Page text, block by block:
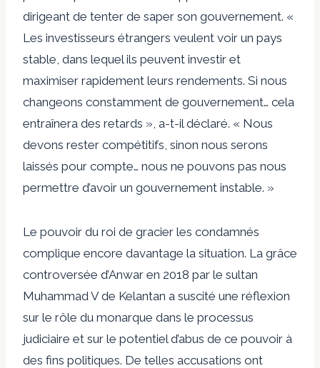
dirigeant de tenter de saper son gouvernement. «
Les investisseurs étrangers veulent voir un pays
stable, dans lequel ils peuvent investir et
maximiser rapidement leurs rendements. Si nous
changeons constamment de gouvernement… cela
entraînera des retards », a-t-il déclaré. « Nous
devons rester compétitifs, sinon nous serons
laissés pour compte… nous ne pouvons pas nous
permettre d’avoir un gouvernement instable. »
Le pouvoir du roi de gracier les condamnés
complique encore davantage la situation. La grâce
controversée d’Anwar en 2018 par le sultan
Muhammad V de Kelantan a suscité une réflexion
sur le rôle du monarque dans le processus
judiciaire et sur le potentiel d’abus de ce pouvoir à
des fins politiques. De telles accusations ont